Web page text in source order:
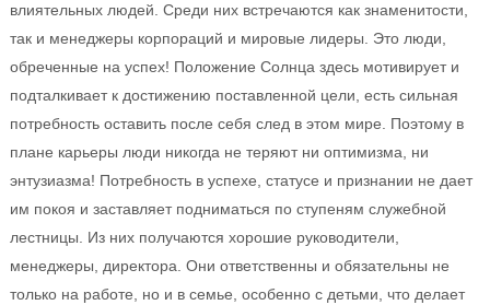
влиятельных людей. Среди них встречаются как знаменитости,
так и менеджеры корпораций и мировые лидеры. Это люди,
обреченные на успех! Положение Солнца здесь мотивирует и
подталкивает к достижению поставленной цели, есть сильная
потребность оставить после себя след в этом мире. Поэтому в
плане карьеры люди никогда не теряют ни оптимизма, ни
энтузиазма! Потребность в успехе, статусе и признании не дает
им покоя и заставляет подниматься по ступеням служебной
лестницы. Из них получаются хорошие руководители,
менеджеры, директора. Они ответственны и обязательны не
только на работе, но и в семье, особенно с детьми, что делает